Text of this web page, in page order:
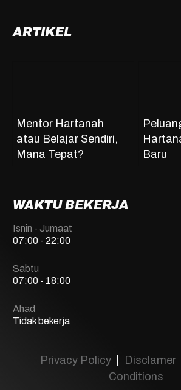
ARTIKEL
Mentor Hartanah
atau Belajar Sendiri,
Mana Tepat?
Baru
WAKTU BEKERJA
Isnin - Jumaat
07:00 - 22:00
Sabtu
07:00 - 18:00
Ahad
Tidak bekerja
Privacy Policy Disclamer
Conditions